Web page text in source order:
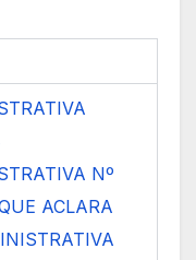
Nº
ACLARA